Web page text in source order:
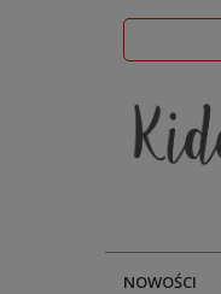
NOWOŚCI